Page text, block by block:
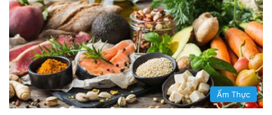
Ẩm Thực